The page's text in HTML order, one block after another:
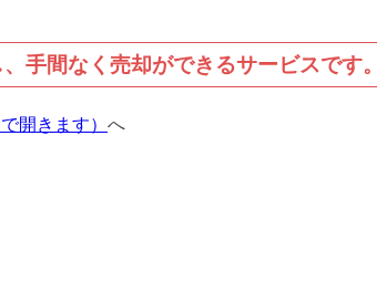
手間なく売却ができるサービスです
開きます） へ